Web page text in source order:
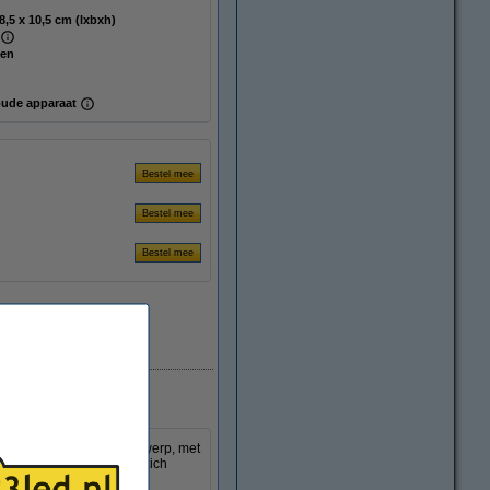
12 x 8,5 x 10,5 cm (lxbxh)
apparaat
Luville. Het vrolijke ontwerp, met
waar kinderen zich
en kerstsfeer.